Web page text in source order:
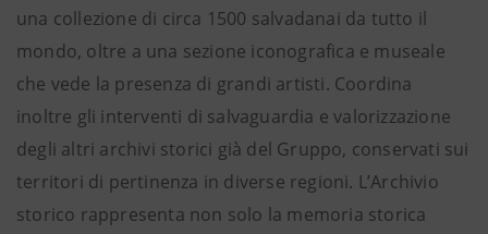
una collezione di circa 1500 salvadanai da tutto il
mondo, oltre a una sezione iconografica e museale
che vede la presenza di grandi artisti. Coordina
inoltre gli interventi di salvaguardia e valorizzazione
degli altri archivi storici già del Gruppo, conservati sui
territori di pertinenza in diverse regioni. L’Archivio
storico rappresenta non solo la memoria storica